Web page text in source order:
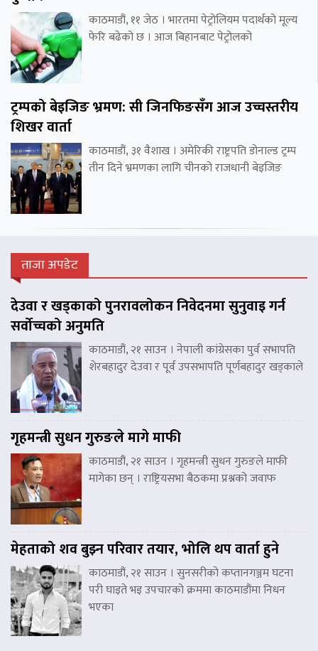
काठमाडौं, ११ जेठ । भारतमा पेट्रोलियम पदार्थको मूल्य
फेरि बढेको छ । आज बिहानबाट पेट्रोलको
ट्रम्पको बेइजिङ भ्रमण: सी जिनफिङसँग आज उच्चस्तरीय
शिखर वार्ता
काठमाडौं, ३१ वैशाख । अमेरिकी राष्ट्रपति डोनाल्ड ट्रम्प
तीन दिने भ्रमणका लागि चीनको राजधानी बेइजिङ
ताजा अपडेट
देउवा र खड्काको पुनरावलोकन निवेदनमा सुनुवाइ गर्न
सर्वोच्चको अनुमति
काठमाडौं, २१ साउन । नेपाली कांग्रेसका पुर्व सभापति
शेरबहादुर देउवा र पूर्व उपसभापति पूर्णबहादुर खड्काले
गृहमन्त्री सुधन गुरुङले मागे माफी
काठमाडौं, २१ साउन । गृहमन्त्री सुधन गुरुङले माफी
मागेका छन् । राष्ट्रियसभा बैठकमा प्रश्नको जवाफ
मेहताको शव बुझ्न परिवार तयार, भोलि थप वार्ता हुने
काठमाडौं, २१ साउन । सुनसरीको कप्तानगञ्जम घटना
परी घाइते भइ उपचारको क्रममा काठमाडौंमा निधन
भएका